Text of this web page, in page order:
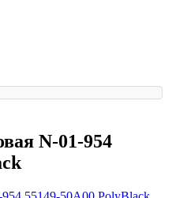
N-01-954